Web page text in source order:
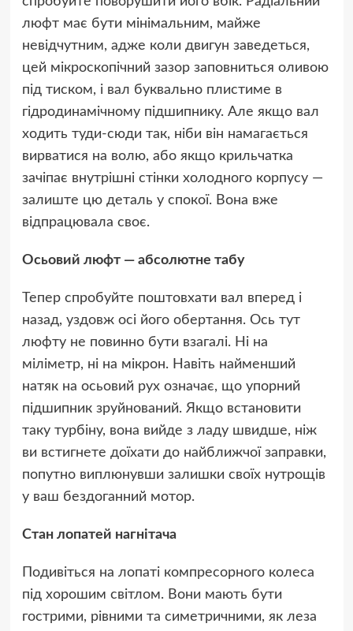
люфт має бути мінімальним, майже
невідчутним, адже коли двигун заведеться,
цей мікроскопічний зазор заповниться оливою
під тиском, і вал буквально плистиме в
гідродинамічному підшипнику. Але якщо вал
ходить туди-сюди так, ніби він намагається
вирватися на волю, або якщо крильчатка
зачіпає внутрішні стінки холодного корпусу —
залиште цю деталь у спокої. Вона вже
відпрацювала своє.
Осьовий люфт — абсолютне табу
Тепер спробуйте поштовхати вал вперед і
назад, уздовж осі його обертання. Ось тут
люфту не повинно бути взагалі. Ні на
міліметр, ні на мікрон. Навіть найменший
натяк на осьовий рух означає, що упорний
підшипник зруйнований. Якщо встановити
таку турбіну, вона вийде з ладу швидше, ніж
ви встигнете доїхати до найближчої заправки,
попутно виплюнувши залишки своїх нутрощів
у ваш бездоганний мотор.
Стан лопатей нагнітача
Подивіться на лопаті компресорного колеса
під хорошим світлом. Вони мають бути
гострими, рівними та симетричними, як леза